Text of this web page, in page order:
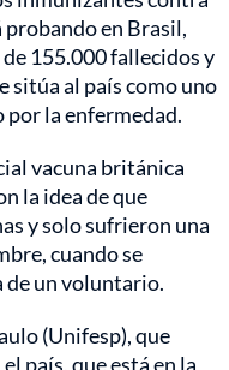
probando en Brasil,
155.000 fallecidos y
sitúa al país como uno
por la enfermedad.
vacuna británica
la idea de que
y solo sufrieron una
cuando se
de un voluntario.
(Unifesp), que
país, que está en la